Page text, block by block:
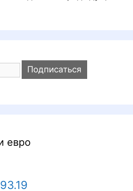
евро
93.19